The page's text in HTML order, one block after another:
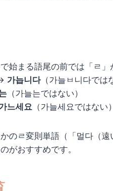
で始まる語尾の前では「ㄹ」
가늡니다（가늘ㅂ니다では
（가늘는ではない）
느세요 （가늘세요ではない）
のㄹ変則単語（「멀다（
がおすすめです。